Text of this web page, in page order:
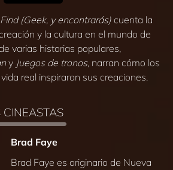
(Geek, y encontrarás) cuenta la
y la cultura en el mundo de
varias historias populares,
y Juegos de tronos, narran cómo los
real inspiraron sus creaciones.
Brad Faye
Brad Faye es originario de Nueva